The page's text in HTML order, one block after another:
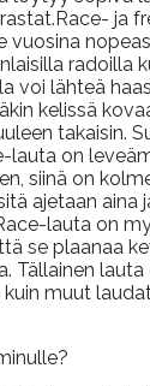
ja
vuosina
radoilla
voi lähteä
kelissä
takaisin.
lauta on
siinä on
ajetaan aina
lauta on
se plaanaa
Tällainen
muut